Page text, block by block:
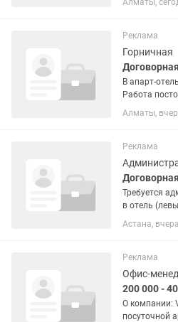
лет до 55 лет Обязанности: Встреча и
Алматы,
Реклама
Горничная
Договорная
В апарт-
Работа
загрузкой.
выезда гостей •Смена постельного
и порядка
Алматы,
Реклама
Договорная
Требуется
в отель (левый
уютный
Астана, вчера
Реклама
Офис-
200 000 -
О компании:
посуточной